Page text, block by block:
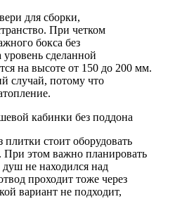
для сборки,
При четком
бокса без
сделанной
на высоте от 150 до 200 мм.
случай, потому что
стоит оборудовать
При этом важно планировать
душ не находился над
проходит тоже через
вариант не подходит,